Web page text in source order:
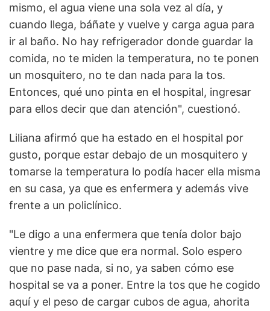
mismo, el agua viene una sola vez al día, y
cuando llega, báñate y vuelve y carga agua para
ir al baño. No hay refrigerador donde guardar la
comida, no te miden la temperatura, no te ponen
un mosquitero, no te dan nada para la tos.
Entonces, qué uno pinta en el hospital, ingresar
para ellos decir que dan atención", cuestionó.
Liliana afirmó que ha estado en el hospital por
gusto, porque estar debajo de un mosquitero y
tomarse la temperatura lo podía hacer ella misma
en su casa, ya que es enfermera y además vive
frente a un policlínico.
"Le digo a una enfermera que tenía dolor bajo
vientre y me dice que era normal. Solo espero
que no pase nada, si no, ya saben cómo ese
hospital se va a poner. Entre la tos que he cogido
aquí y el peso de cargar cubos de agua, ahorita